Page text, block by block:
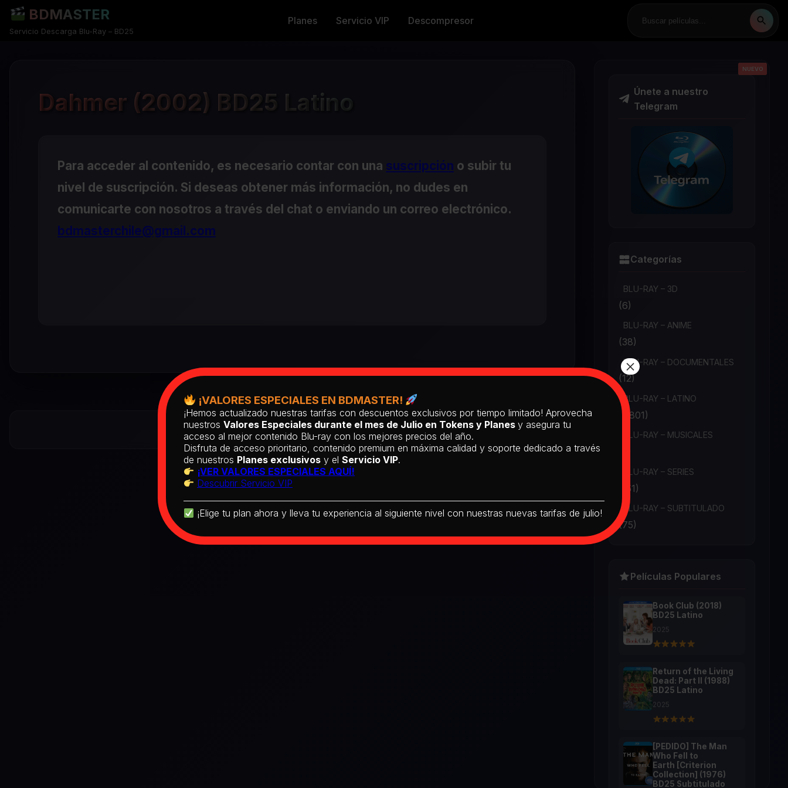
BDMASTER
Servicio Descarga Blu-Ray – BD25
Planes Servicio VIP Descompresor
Dahmer (2002) BD25 Latino
Para acceder al contenido, es necesario contar con una suscripción o subir tu
nivel de suscripción. Si deseas obtener más información, no dudes en
comunicarte con nosotros a través del chat o enviando un correo electrónico.
bdmasterchile@gmail.com
Únete a nuestro
Telegram
Categorías
BLU-RAY – 3D
(6)
BLU-RAY – ANIME
(38)
BLU-RAY – DOCUMENTALES
(12)
BLU-RAY – LATINO
(1,801)
BLU-RAY – MUSICALES
BLU-RAY – SERIES
(151)
BLU-RAY – SUBTITULADO
(75)
Películas Populares
Book Club (2018)
BD25 Latino
2025
Return of the Living
Dead: Part II (1988)
BD25 Latino
2025
[PEDIDO] The Man
Who Fell to
Earth [Criterion
Collection] (1976)
BD25 Subtitulado
NUEVO
NUEVO
NUEVO
NUEVO
NUEVO
¡VALORES ESPECIALES EN BDMASTER!
¡Hemos actualizado nuestras tarifas con descuentos exclusivos por tiempo limitado! Aprovecha
nuestros Valores Especiales durante el mes de Julio en Tokens y Planes y asegura tu
acceso al mejor contenido Blu-ray con los mejores precios del año.
Disfruta de acceso prioritario, contenido premium en máxima calidad y soporte dedicado a través
de nuestros Planes exclusivosy el Servicio VIP.
¡VER VALORES ESPECIALES AQUÍ!
Descubrir Servicio VIP
¡Elige tu plan ahora y lleva tu experiencia al siguiente nivel con nuestras nuevas tarifas de julio!
×